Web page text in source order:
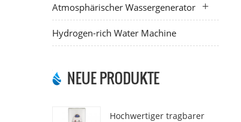
Atmosphärischer Wassergenerator
Hydrogen-rich Water Machine
NEUE PRODUKTE
Hochwertiger tragbarer